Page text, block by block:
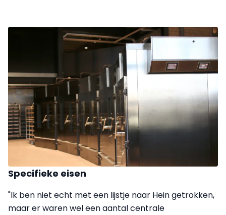
Specifieke eisen
"Ik ben niet echt met een lijstje naar Hein getrokken,
maar er waren wel een aantal centrale